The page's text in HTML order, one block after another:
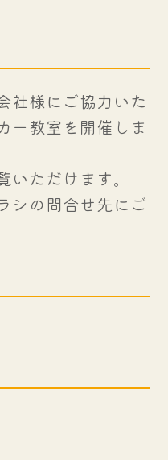
社様にご協力いた
ー教室を開催しま
ただけます。
シの問合せ先にご